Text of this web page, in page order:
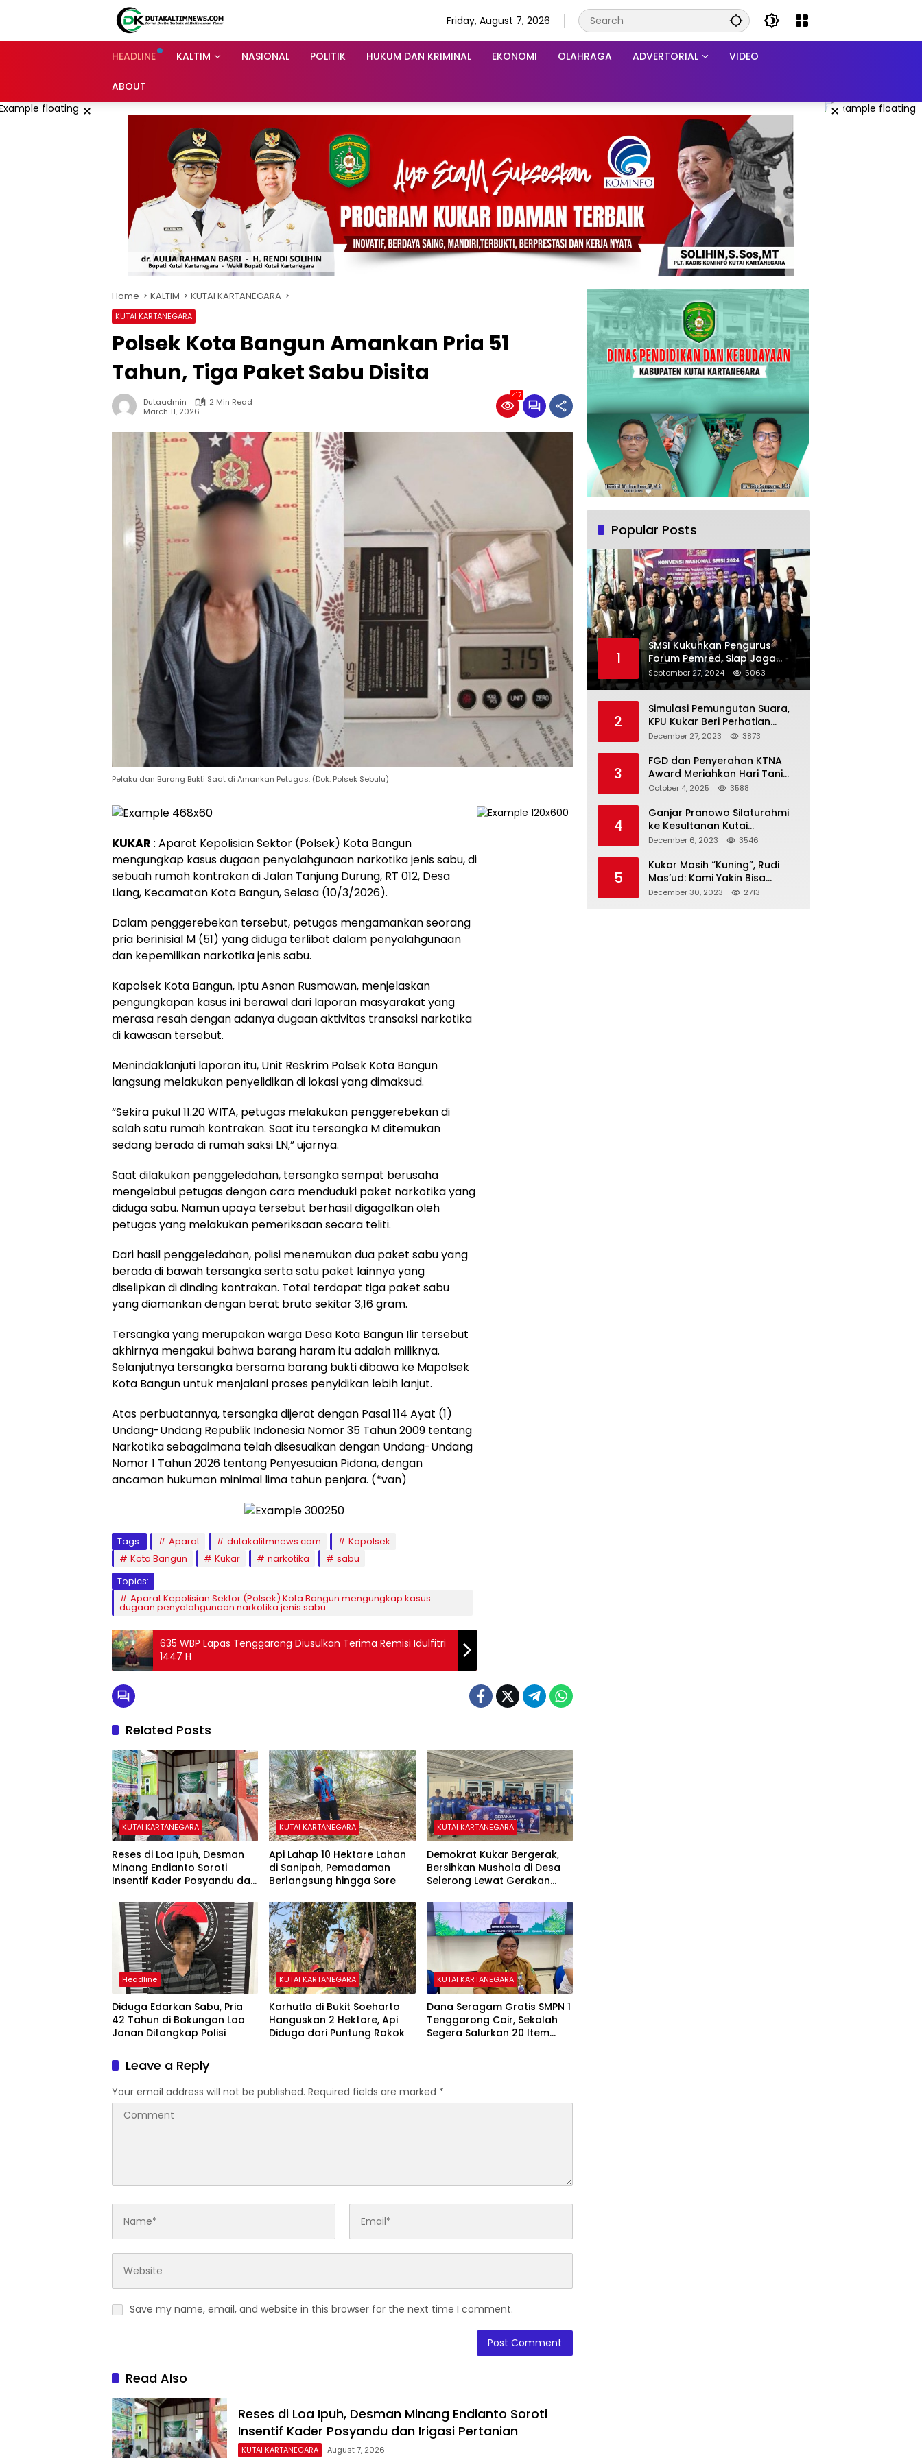
Friday, August 7, 2026
HEADLINE KALTIM NASIONAL POLITIK HUKUM DAN KRIMINAL EKONOMI OLAHRAGA ADVERTORIAL VIDEO
ABOUT
× ×
Home KALTIM KUTAI KARTANEGARA
KUTAI KARTANEGARA
Polsek Kota Bangun Amankan Pria 51
Tahun, Tiga Paket Sabu Disita
Dutaadmin
2 Min Read
March 11, 2026
417
Pelaku dan Barang Bukti Saat di Amankan Petugas. (Dok. Polsek Sebulu)
KUKAR : Aparat Kepolisian Sektor (Polsek) Kota Bangun
mengungkap kasus dugaan penyalahgunaan narkotika jenis sabu, di
sebuah rumah kontrakan di Jalan Tanjung Durung, RT 012, Desa
Liang, Kecamatan Kota Bangun, Selasa (10/3/2026).
Dalam penggerebekan tersebut, petugas mengamankan seorang
pria berinisial M (51) yang diduga terlibat dalam penyalahgunaan
dan kepemilikan narkotika jenis sabu.
Kapolsek Kota Bangun, Iptu Asnan Rusmawan, menjelaskan
pengungkapan kasus ini berawal dari laporan masyarakat yang
merasa resah dengan adanya dugaan aktivitas transaksi narkotika
di kawasan tersebut.
Menindaklanjuti laporan itu, Unit Reskrim Polsek Kota Bangun
langsung melakukan penyelidikan di lokasi yang dimaksud.
“Sekira pukul 11.20 WITA, petugas melakukan penggerebekan di
salah satu rumah kontrakan. Saat itu tersangka M ditemukan
sedang berada di rumah saksi LN,” ujarnya.
Saat dilakukan penggeledahan, tersangka sempat berusaha
mengelabui petugas dengan cara menduduki paket narkotika yang
diduga sabu. Namun upaya tersebut berhasil digagalkan oleh
petugas yang melakukan pemeriksaan secara teliti.
Dari hasil penggeledahan, polisi menemukan dua paket sabu yang
berada di bawah tersangka serta satu paket lainnya yang
diselipkan di dinding kontrakan. Total terdapat tiga paket sabu
yang diamankan dengan berat bruto sekitar 3,16 gram.
Tersangka yang merupakan warga Desa Kota Bangun Ilir tersebut
akhirnya mengakui bahwa barang haram itu adalah miliknya.
Selanjutnya tersangka bersama barang bukti dibawa ke Mapolsek
Kota Bangun untuk menjalani proses penyidikan lebih lanjut.
Atas perbuatannya, tersangka dijerat dengan Pasal 114 Ayat (1)
Undang-Undang Republik Indonesia Nomor 35 Tahun 2009 tentang
Narkotika sebagaimana telah disesuaikan dengan Undang-Undang
Nomor 1 Tahun 2026 tentang Penyesuaian Pidana, dengan
ancaman hukuman minimal lima tahun penjara. (*van)
Tags: Aparat dutakalitmnews.com
Kapolsek
Kota Bangun
Kukar narkotika
sabu
Topics:
Aparat Kepolisian Sektor (Polsek) Kota Bangun mengungkap kasus
dugaan penyalahgunaan narkotika jenis sabu
635 WBP Lapas Tenggarong Diusulkan Terima Remisi Idulfitri
1447 H
Related Posts
KUTAI KARTANEGARA
Reses di Loa Ipuh, Desman
Minang Endianto Soroti
Insentif Kader Posyandu dan
KUTAI KARTANEGARA
Api Lahap 10 Hektare Lahan
di Sanipah, Pemadaman
Berlangsung hingga Sore
KUTAI KARTANEGARA
Demokrat Kukar Bergerak,
Bersihkan Mushola di Desa
Selerong Lewat Gerakan
Headline
Diduga Edarkan Sabu, Pria
42 Tahun di Bakungan Loa
Janan Ditangkap Polisi
KUTAI KARTANEGARA
Karhutla di Bukit Soeharto
Hanguskan 2 Hektare, Api
Diduga dari Puntung Rokok
KUTAI KARTANEGARA
Dana Seragam Gratis SMPN 1
Tenggarong Cair, Sekolah
Segera Salurkan 20 Item
Leave a Reply
Your email address will not be published. Required fields are marked *
Save my name, email, and website in this browser for the next time I comment.
Read Also
Reses di Loa Ipuh, Desman Minang Endianto Soroti
Insentif Kader Posyandu dan Irigasi Pertanian
KUTAI KARTANEGARA August 7, 2026
Popular Posts
1
SMSI Kukuhkan Pengurus
Forum Pemred, Siap Jaga
Kualitas Media Daring di
Indonesia
September 27, 2024 5063
2
Simulasi Pemungutan Suara,
KPU Kukar Beri Perhatian
Penyandang Disabilitas
December 27, 2023 3873
3
FGD dan Penyerahan KTNA
Award Meriahkan Hari Tani
Nasional di Kukar
October 4, 2025 3588
4
Ganjar Pranowo Silaturahmi
ke Kesultanan Kutai
Kartanegara
December 6, 2023 3546
5
Kukar Masih “Kuning”, Rudi
Mas’ud: Kami Yakin Bisa
Menang di Pemilu 2024
December 30, 2023 2713